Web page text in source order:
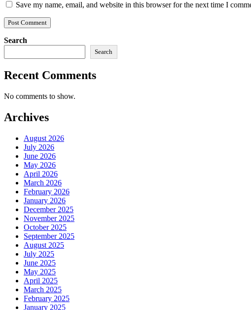
Save my name, email, and website in this browser for the next time I
Search
Search
Recent Comments
No comments to show.
Archives
August 2026
July 2026
June 2026
May 2026
April 2026
March 2026
February 2026
January 2026
December 2025
November 2025
October 2025
September 2025
August 2025
July 2025
June 2025
May 2025
April 2025
March 2025
February 2025
January 2025